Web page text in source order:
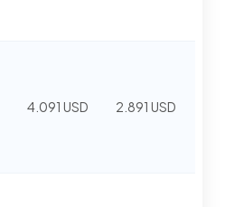
4.091 USD 2.891 USD